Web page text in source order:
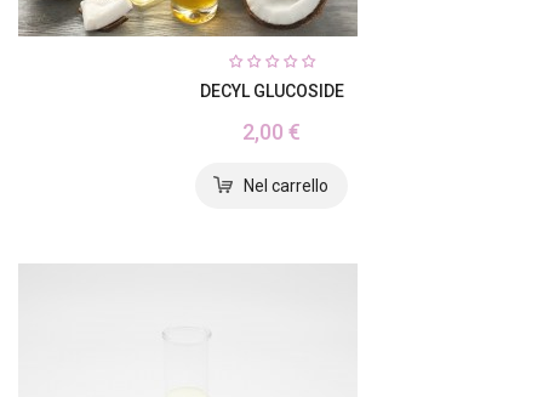
DECYL GLUCOSIDE
2,00 €